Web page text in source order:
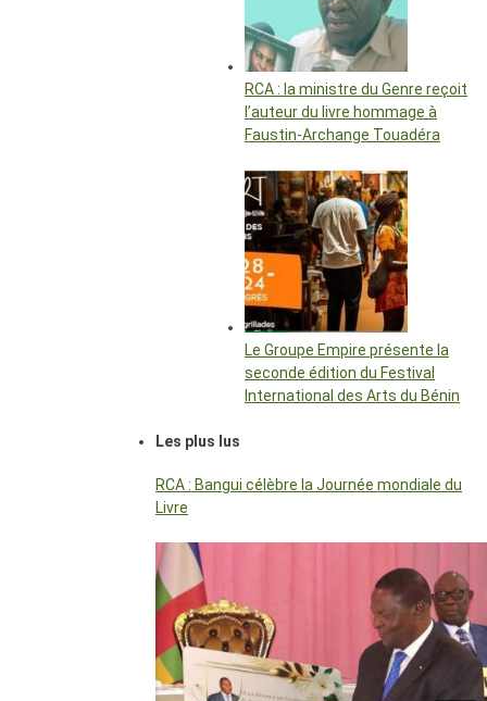
RCA : la ministre du Genre reçoit
l’auteur du livre hommage à
Faustin-Archange Touadéra
Le Groupe Empire présente la
seconde édition du Festival
International des Arts du Bénin
Les plus lus
RCA : Bangui célèbre la Journée mondiale du
Livre